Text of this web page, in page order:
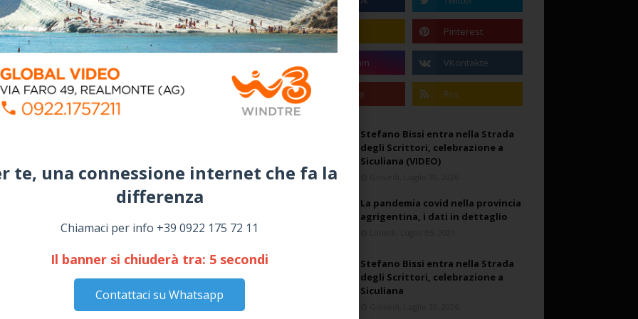
te, una connessione internet che fa la
differenza​
Chiamaci per info +39 0922 175 72 11
Il banner si chiuderà tra: 4 secondi
Contattaci su Whatsapp
Stefano Bissi entra nella Strada
degli Scrittori, celebrazione a
Siculiana (VIDEO)
La pandemia covid nella provincia
agrigentina, i dati in dettaglio
Stefano Bissi entra nella Strada
degli Scrittori, celebrazione a
Siculiana